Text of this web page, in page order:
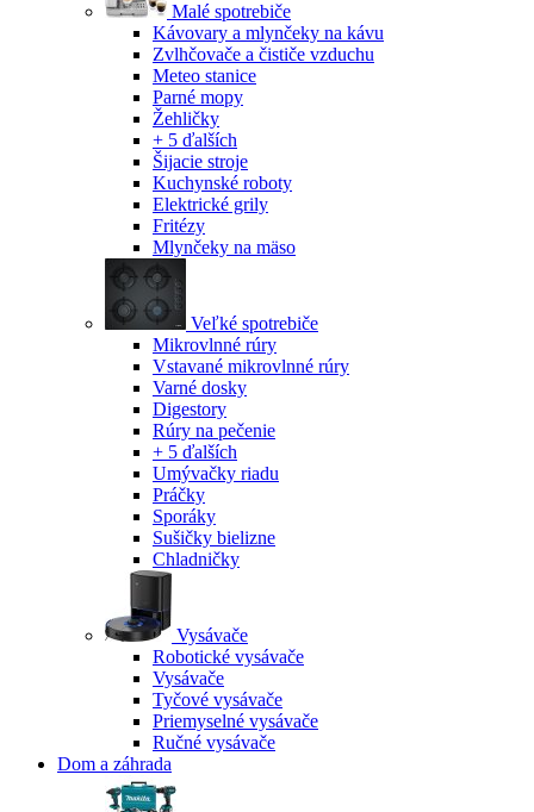
Malé spotrebiče
Kávovary a mlynčeky na kávu
Zvlhčovače a čističe vzduchu
Meteo stanice
Parné mopy
Žehličky
+ 5 ďalších
Šijacie stroje
Kuchynské roboty
Elektrické grily
Fritézy
Mlynčeky na mäso
Veľké spotrebiče
Mikrovlnné rúry
Vstavané mikrovlnné rúry
Varné dosky
Digestory
Rúry na pečenie
+ 5 ďalších
Umývačky riadu
Práčky
Sporáky
Sušičky bielizne
Chladničky
Vysávače
Robotické vysávače
Vysávače
Tyčové vysávače
Priemyselné vysávače
Ručné vysávače
Dom a záhrada